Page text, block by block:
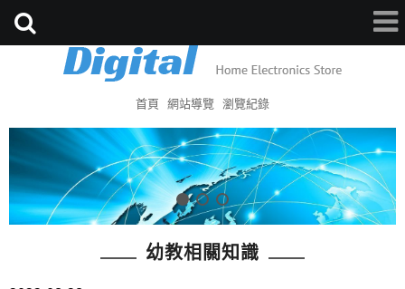
首頁 網站導覽 瀏覽紀錄
幼教相關知識